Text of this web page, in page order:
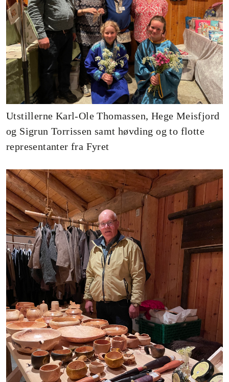
Utstillerne Karl-Ole Thomassen, Hege Meisfjord
og Sigrun Torrissen samt høvding og to flotte
representanter fra Fyret